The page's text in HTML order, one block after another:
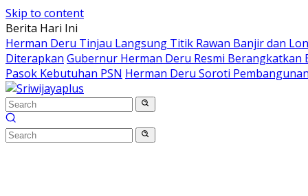
Skip to content
Berita Hari Ini
Herman Deru Tinjau Langsung Titik Rawan Banjir dan
Diterapkan Gubernur Herman Deru Resmi Berangkatkan
Pasok Kebutuhan PSN Herman Deru Soroti